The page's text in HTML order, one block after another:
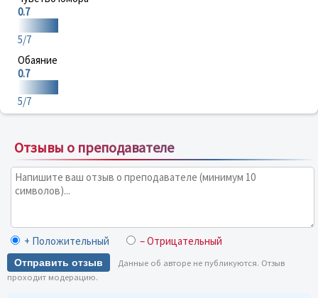
0.7
5/7
Обаяние
0.7
5/7
Отзывы о преподавателе
+ Положительный – Отрицательный
Отправить отзыв
Данные об авторе не публикуются. Отзыв
проходит модерацию.